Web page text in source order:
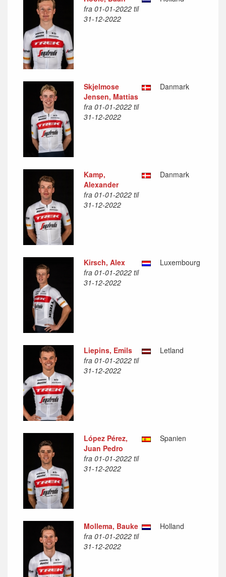
fra 01-01-2022 til
31-12-2022
Skjelmose
Jensen, Mattias
fra 01-01-2022 til
31-12-2022
Danmark
Kamp,
Alexander
fra 01-01-2022 til
31-12-2022
Danmark
Kirsch, Alex
fra 01-01-2022 til
31-12-2022
Luxembourg
Liepins, Emils
fra 01-01-2022 til
31-12-2022
Letland
López Pérez,
Juan Pedro
fra 01-01-2022 til
31-12-2022
Spanien
Mollema, Bauke
fra 01-01-2022 til
31-12-2022
Holland